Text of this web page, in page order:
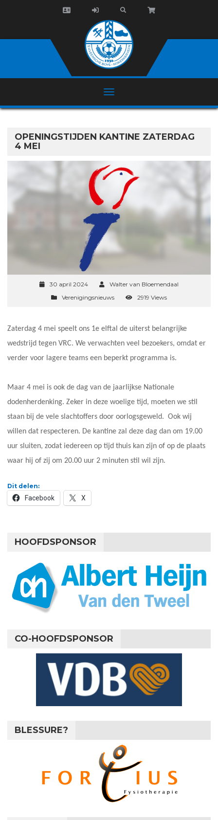
OPENINGSTIJDEN KANTINE ZATERDAG
4 MEI
30 april 2024
Walter van Bloemendaal
Verenigingsnieuws
2919 Views
Zaterdag 4 mei speelt ons 1e elftal de uiterst belangrijke
wedstrijd tegen VRC. We verwachten veel bezoekers, omdat er
verder voor lagere teams een beperkt programma is.
Maar 4 mei is ook de dag van de jaarlijkse Nationale
dodenherdenking. Zeker in deze woelige tijd, moeten we stil
staan bij de vele slachtoffers door oorlogsgeweld. Ook wij
willen dat respecteren. De kantine zal deze dag dan om 19.00
uur sluiten, zodat iedereen op tijd thuis kan zijn of op de plaats
waar hij of zij om 20.00 uur 2 minuten stil wil zijn.
Dit delen:
Facebook X
HOOFDSPONSOR
CO-HOOFDSPONSOR
BLESSURE?